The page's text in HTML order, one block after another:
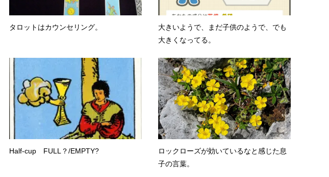
タロットはカウンセリング。
大きいようで、まだ子供のようで、でも
大きくなってる。
Half-cup FULL？/EMPTY?
ロックローズが効いているなと感じた息
子の言葉。